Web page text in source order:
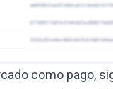
como pago,